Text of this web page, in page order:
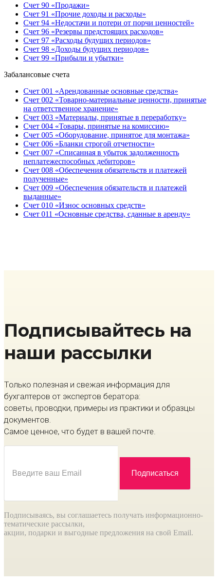
Счет 90 «Продажи»
Счет 91 «Прочие доходы и расходы»
Счет 94 «Недостачи и потери от порчи ценностей»
Счет 96 «Резервы предстоящих расходов»
Счет 97 «Расходы будущих периодов»
Счет 98 «Доходы будущих периодов»
Счет 99 «Прибыли и убытки»
Забалансовые счета
Счет 001 «Арендованные основные средства»
Счет 002 «Товарно-материальные ценности, принятые
на ответственное хранение»
Счет 003 «Материалы, принятые в переработку»
Счет 004 «Товары, принятые на комиссию»
Счет 005 «Оборудование, принятое для монтажа»
Счет 006 «Бланки строгой отчетности»
Счет 007 «Списанная в убыток задолженность
неплатежеспособных дебиторов»
Счет 008 «Обеспечения обязательств и платежей
полученные»
Счет 009 «Обеспечения обязательств и платежей
выданные»
Счет 010 «Износ основных средств»
Счет 011 «Основные средства, сданные в аренду»
Подписывайтесь на
наши рассылки
Только полезная и свежая информация для
бухгалтеров от экспертов бератора:
советы, проводки, примеры из практики и образцы
документов.
Самое ценное, что будет в вашей почте.
Подписываясь, вы соглашаетесь получать информационно-
тематические рассылки,
акции, подарки и выгодные предложения на свой Email.